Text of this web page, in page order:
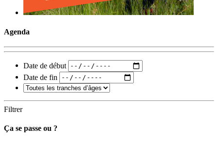
Agenda
Date de début
Date de fin
Filtrer
Ça se passe ou ?